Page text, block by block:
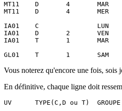
MT11	D	4	MAR	8	10	T	FA518
MT11	D	4	MER	10:15	12:15	T	FA505
IA01	C		LUN	10:30	12:30	T	FA100
IA01	D	2	VEN	10:12	16:15	T	FA400
IA01	T	1	MAR	16:30	18:30	A	FB114
Vous noterez qu'encore une fois, sois
En définitive, chaque ligne doit